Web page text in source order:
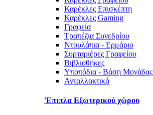
Καρέκλες Επισκέπτη
Καρέκλες Gaming
Γραφεία
Τραπέζια Συνεδρίου
Ντουλάπια - Ερμάριο
Συρταριέρες Γραφείου
Βιβλιοθήκες
Υποπόδια - Βάση Μονάδας
Ανταλλακτικά
'Επιπλα Εξωτερικού χώρου